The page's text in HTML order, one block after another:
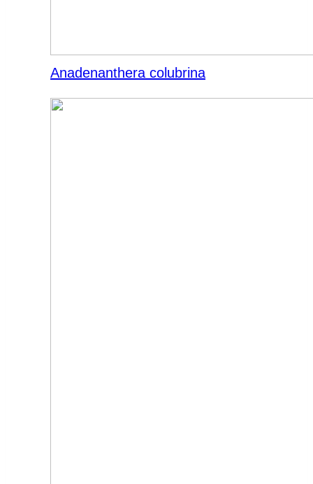
Anadenanthera colubrina